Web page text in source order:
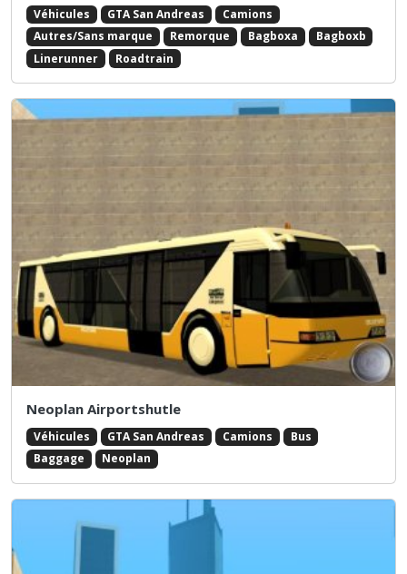
Véhicules GTA San Andreas
Camions
Autres/Sans marque
Remorque Bagboxa
Bagboxb
Linerunner
Roadtrain
Neoplan Airportshutle
Véhicules GTA San Andreas Camions
Bus
Baggage
Neoplan